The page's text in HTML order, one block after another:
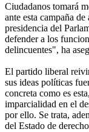
Ciudadanos tomará
ante esta campaña
presidencia del
defender a los
delincuentes", ha
El partido liberal
sus ideas políticas
concreta como es
imparcialidad en el
por ello. Se trata,
del Estado de